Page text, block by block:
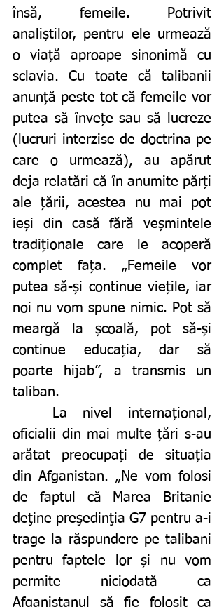
însă, femeile. Potrivit
analiștilor, pentru ele urmează
o viață aproape sinonimă cu
sclavia. Cu toate că talibanii
anunță peste tot că femeile vor
putea să învețe sau să lucreze
(lucruri interzise de doctrina pe
care o urmează), au apărut
deja relatări că în anumite părți
ale țării, acestea nu mai pot
ieși din casă fără veșmintele
tradiționale care le acoperă
complet fața. „Femeile vor
putea să-și continue viețile, iar
noi nu vom spune nimic. Pot să
meargă la școală, pot să-și
continue educația, dar să
poarte hijab”, a transmis un
taliban.
oficialii din mai multe țări s-au
arătat preocupați de situația
din Afganistan. „Ne vom folosi
de faptul că Marea Britanie
deţine preşedinţia G7 pentru a-i
trage la răspundere pe talibani
pentru faptele lor și nu vom
permite niciodată ca
Afganistanul să fie folosit ca